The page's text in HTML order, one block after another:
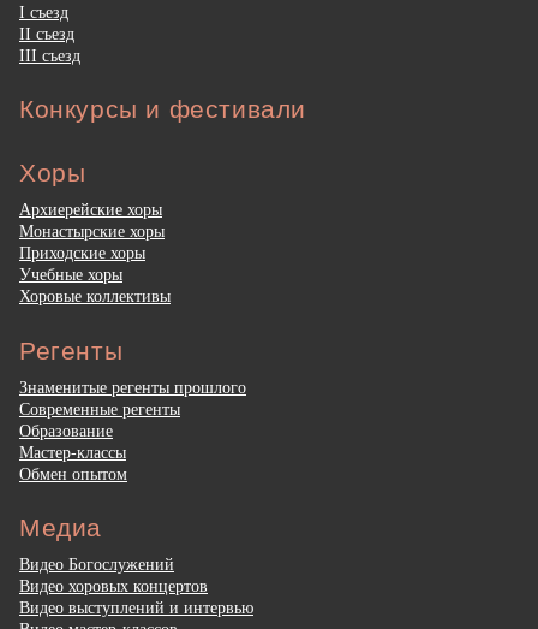
I съезд
II съезд
III съезд
Конкурсы и фестивали
Хоры
Архиерейские хоры
Монастырские хоры
Приходские хоры
Учебные хоры
Хоровые коллективы
Регенты
Знаменитые регенты прошлого
Современные регенты
Образование
Мастер-классы
Обмен опытом
Медиа
Видео Богослужений
Видео хоровых концертов
Видео выступлений и интервью